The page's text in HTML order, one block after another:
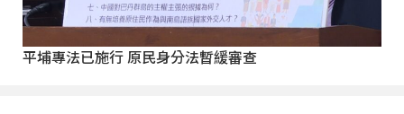
平埔專法已施行 原民身分法暫緩審查